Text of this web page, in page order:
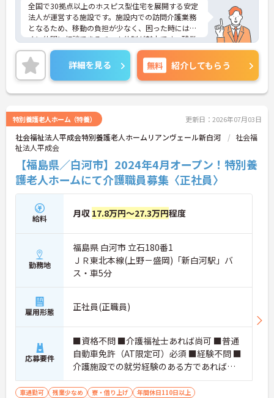
全国で30拠点以上のホスピス型住宅を展開する安定
法人が運営する施設です。施設内での訪問介護業務
となるため、移動の負担が少なく、困った時にはす
ぐに仲間に相談できるチーム体制が魅力です。残業
は全社平均残業月5時間程度と少なく、3日以上の連
続休暇で支援金が支給される独自の制度や、美容皮
膚科などの割引が受けられる福利厚生も充実してい
ます。ホスピスケアが初めてでも、充実した入社時
研修と資格取得支援制度を活用し、専門性を高めな
す。ご入居者さまの生きる喜びに寄り添いながらチ
ームで協力しながらより良いケアを提供したい方に
ぴったりの環境です。
★おすすめPOINT★
【給与・待遇の充実】
・資格手当25,000円、賞与実績2.62ヶ月分と月78,0
00円の手厚い処遇改善手当が支給されます
・長期休暇取得時の支援金や心の健康支援など独自
の福利厚生が整っています
・マイカー通勤が可能で無料の駐車場を完備してい
【柔軟で働きやすい環境】
・残業は全社平均残業月5時間程度とプライベート
の時間をしっかりと確保できます
わせた働き方が相談できます
【安心の教育・連携体制】
・訪問介護が初めてでも先輩スタッフの丁寧な同行
訪問からスタートできます
・施設内に他スタッフがおり困った時にすぐ相談で
きる環境があります
・訪問診療医と24時間連携しておりチームで安心し
てケアに取り組めます
詳細を見る 無料 紹介してもらう
特別養護老人ホーム（特養） 更新日：2026年07月03日
社会福祉法人平成会特別養護老人ホームリアンヴェール新白河
社会福
祉法人平成会
【福島県／白河市】2024年4月オープン！特別養
護老人ホームにて介護職員募集〈正社員〉
給料 月収 17.8万円～27.3万円程度
勤務地
福島県 白河市 立石180番1
ＪＲ東北本線(上野－盛岡)「新白河駅」バ
ス・車5分
雇用形態 正社員(正職員)
応募要件
■資格不問 ■介護福祉士あれば尚可 ■普通
自動車免許（AT限定可）必須 ■経験不問 ■
介護施設での就労経験のある方であれば尚
可
車通勤可 残業少なめ 寮・借り上げ
年間休日110日以上